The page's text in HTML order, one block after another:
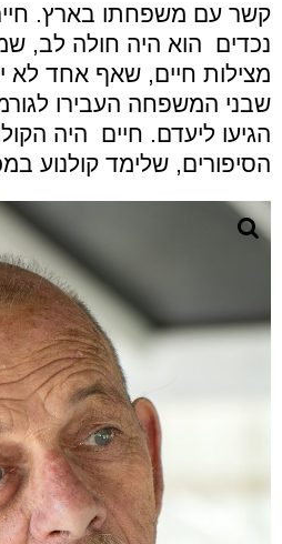
נכדים הוא היה חולה לב,
מצילות חיים, שאף אחד לא
שבני המשפחה העבירו
הגיעו ליעדם. חיים היה
הסיפורים, שלימד קולנוע